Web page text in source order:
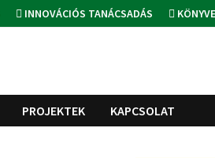
INNOVÁCIÓS TANÁCSADÁS
PROJEKTEK KAPCSOLAT